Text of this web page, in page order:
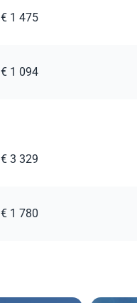
€ 1 475
€ 1 094
€ 3 329
€ 1 780